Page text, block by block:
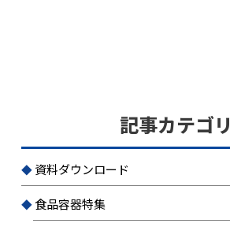
記事カテゴリ
資料ダウンロード
食品容器特集